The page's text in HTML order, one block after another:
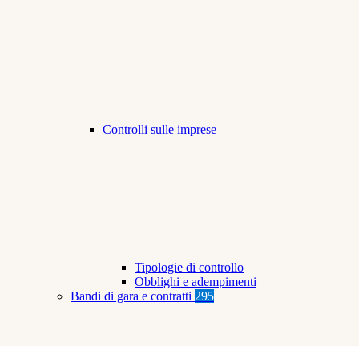
Controlli sulle imprese
Tipologie di controllo
Obblighi e adempimenti
Bandi di gara e contratti 295